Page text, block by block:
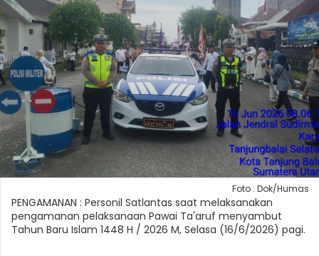
Foto : Dok/Humas
PENGAMANAN : Personil Satlantas saat melaksanakan
pengamanan pelaksanaan Pawai Ta'aruf menyambut
Tahun Baru Islam 1448 H / 2026 M, Selasa (16/6/2026) pagi.